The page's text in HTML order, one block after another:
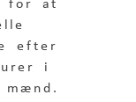
for at
efter
i
mænd.